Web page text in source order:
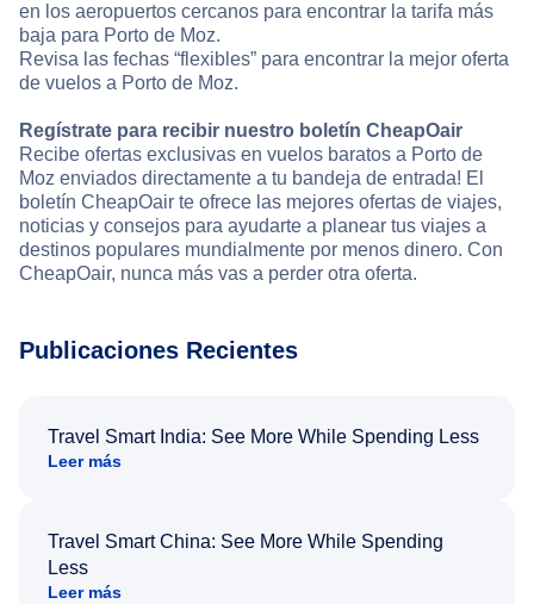
en los aeropuertos cercanos para encontrar la tarifa más
baja para Porto de Moz.
Revisa las fechas “flexibles” para encontrar la mejor oferta
de vuelos a Porto de Moz.
Regístrate para recibir nuestro boletín CheapOair
Recibe ofertas exclusivas en vuelos baratos a Porto de
Moz enviados directamente a tu bandeja de entrada! El
boletín CheapOair te ofrece las mejores ofertas de viajes,
noticias y consejos para ayudarte a planear tus viajes a
destinos populares mundialmente por menos dinero. Con
CheapOair, nunca más vas a perder otra oferta.
Publicaciones Recientes
Travel Smart India: See More While Spending Less
Leer más
Travel Smart China: See More While Spending
Less
Leer más